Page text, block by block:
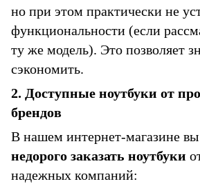
но при этом практически не
функциональности (если
ту же модель). Это позволяет
сэкономить.
2. Доступные ноутбуки от
брендов
В нашем интернет-магазине
недорого заказать ноутбуки
надежных компаний: